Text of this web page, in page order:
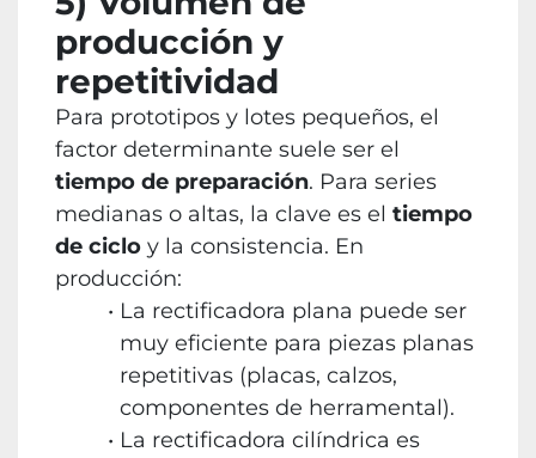
producción y
repetitividad
Para prototipos y lotes pequeños, el
factor determinante suele ser el
tiempo de preparación. Para series
medianas o altas, la clave es el tiempo
de ciclo y la consistencia. En
producción:
La rectificadora plana puede ser
muy eficiente para piezas planas
repetitivas (placas, calzos,
componentes de herramental).
La rectificadora cilíndrica es